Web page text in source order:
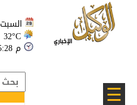
السبت 2026-08-08
32°C
05:28 م
☰